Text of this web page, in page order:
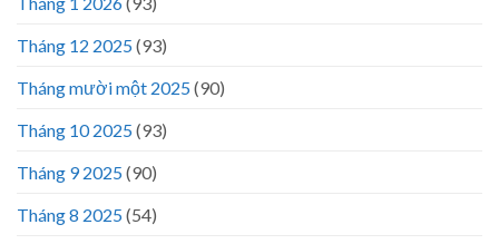
Tháng 12 2025(93)
Tháng mười một 2025(90)
Tháng 10 2025(93)
Tháng 9 2025(90)
Tháng 8 2025(54)